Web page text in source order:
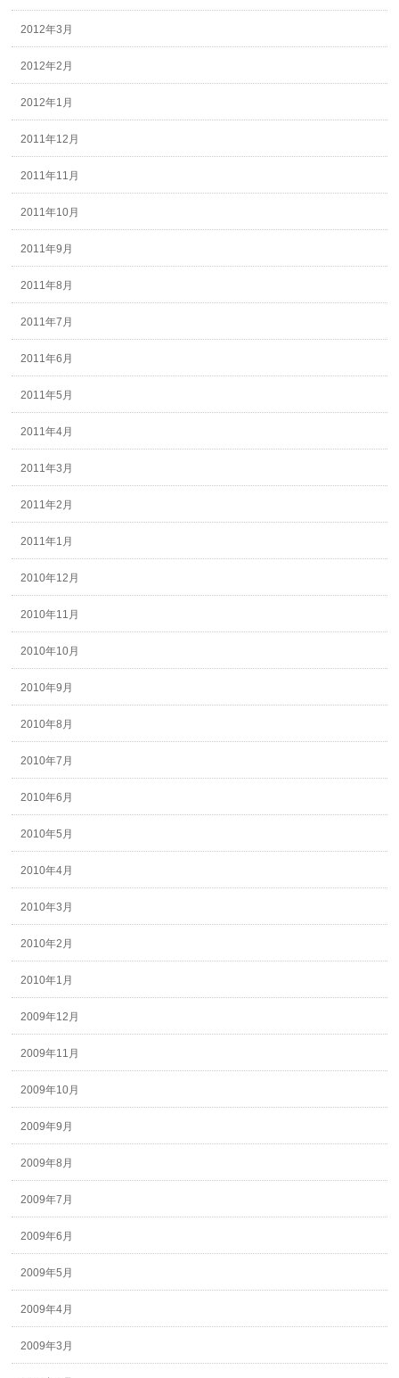
2012年3月
2012年2月
2012年1月
2011年12月
2011年11月
2011年10月
2011年9月
2011年8月
2011年7月
2011年6月
2011年5月
2011年4月
2011年3月
2011年2月
2011年1月
2010年12月
2010年11月
2010年10月
2010年9月
2010年8月
2010年7月
2010年6月
2010年5月
2010年4月
2010年3月
2010年2月
2010年1月
2009年12月
2009年11月
2009年10月
2009年9月
2009年8月
2009年7月
2009年6月
2009年5月
2009年4月
2009年3月